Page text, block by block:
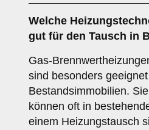
Welche
gut für den Tausch in
Gas-
sind besonders
Bestandsimmobilien.
können oft in
einem Heizungstausch